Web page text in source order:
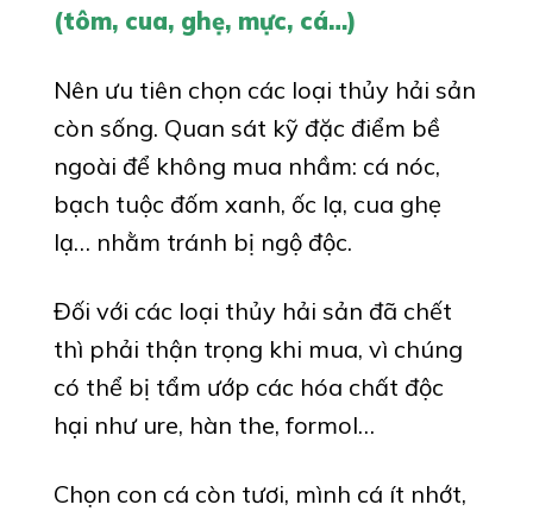
(tôm, cua, ghẹ, mực, cá…)
Nên ưu tiên chọn các loại thủy hải sản
còn sống. Quan sát kỹ đặc điểm bề
ngoài để không mua nhầm: cá nóc,
bạch tuộc đốm xanh, ốc lạ, cua ghẹ
lạ… nhằm tránh bị ngộ độc.
Đối với các loại thủy hải sản đã chết
thì phải thận trọng khi mua, vì chúng
có thể bị tẩm ướp các hóa chất độc
hại như ure, hàn the, formol…
Chọn con cá còn tươi, mình cá ít nhớt,